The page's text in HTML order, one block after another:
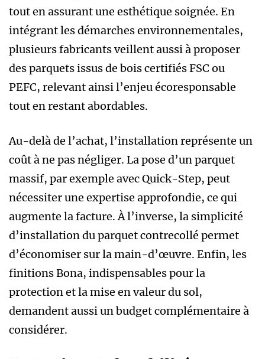
tout en assurant une esthétique soignée. En
intégrant les démarches environnementales,
plusieurs fabricants veillent aussi à proposer
des parquets issus de bois certifiés FSC ou
PEFC, relevant ainsi l’enjeu écoresponsable
tout en restant abordables.
Au-delà de l’achat, l’installation représente un
coût à ne pas négliger. La pose d’un parquet
massif, par exemple avec Quick-Step, peut
nécessiter une expertise approfondie, ce qui
augmente la facture. À l’inverse, la simplicité
d’installation du parquet contrecollé permet
d’économiser sur la main-d’œuvre. Enfin, les
finitions Bona, indispensables pour la
protection et la mise en valeur du sol,
demandent aussi un budget complémentaire à
considérer.